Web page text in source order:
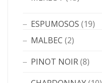
ESPUMOSOS (19)
MALBEC (2)
PINOT NOIR(8)